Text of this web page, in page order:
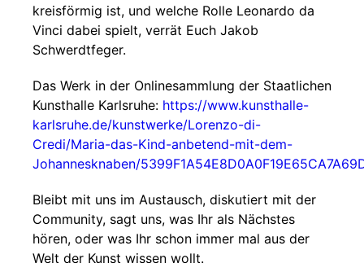
kreisförmig ist, und welche Rolle Leonardo da
Vinci dabei spielt, verrät Euch Jakob
Schwerdtfeger.
Das Werk in der Onlinesammlung der Staatlichen
Kunsthalle Karlsruhe: https://www.kunsthalle-
karlsruhe.de/kunstwerke/Lorenzo-di-
Credi/Maria-das-Kind-anbetend-mit-dem-
Johannesknaben/
Bleibt mit uns im Austausch, diskutiert mit der
Community, sagt uns, was Ihr als Nächstes
hören, oder was Ihr schon immer mal aus der
Welt der Kunst wissen wollt.